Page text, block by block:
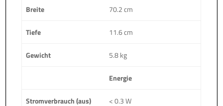
Breite 70.2 cm
Tiefe 11.6 cm
Gewicht 5.8 kg
Energie
Stromverbrauch (aus) < 0.3 W